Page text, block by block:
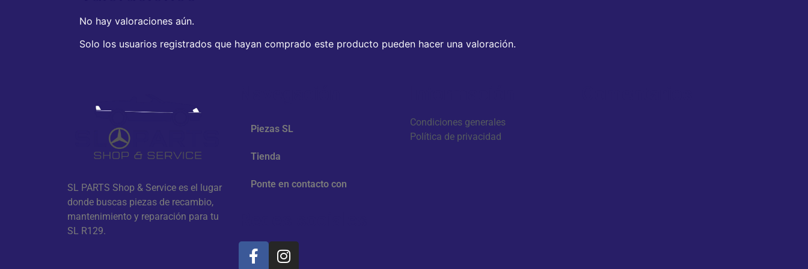
No hay valoraciones aún.
Solo los usuarios registrados que hayan comprado este producto pueden hacer una valoración.
SL PARTS Shop & Service es el lugar
donde buscas piezas de recambio,
mantenimiento y reparación para tu
SL R129.
Piezas SL
Tienda
Ponte en contacto con
Condiciones generales
Política de privacidad